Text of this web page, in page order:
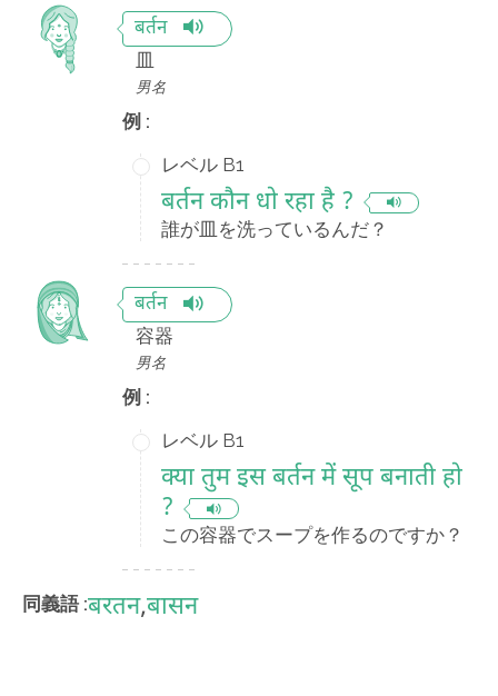
बर्तन
皿
男名
例 :
レベル B1
बर्तन कौन धो रहा है ?
誰が皿を洗っているんだ？
बर्तन
容器
男名
例 :
レベル B1
क्या तुम इस बर्तन में सूप बनाती हो
?
この容器でスープを作るのですか？
同義語 :बरतन,बासन